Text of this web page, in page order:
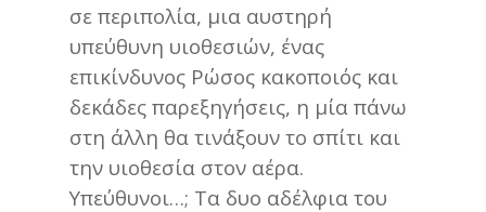
σε περιπολία, μια αυστηρή
υπεύθυνη υιοθεσιών, ένας
επικίνδυνος Ρώσος κακοποιός και
δεκάδες παρεξηγήσεις, η μία πάνω
στη άλλη θα τινάξουν το σπίτι και
την υιοθεσία στον αέρα.
Υπεύθυνοι…; Τα δυο αδέλφια του